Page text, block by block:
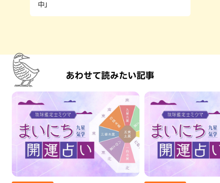
中」
あわせて読みたい記事